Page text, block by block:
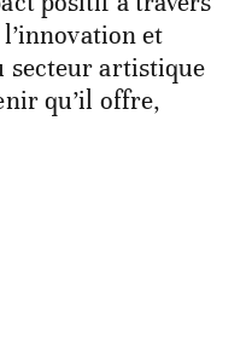
et
secteur artistique
qu’il offre,